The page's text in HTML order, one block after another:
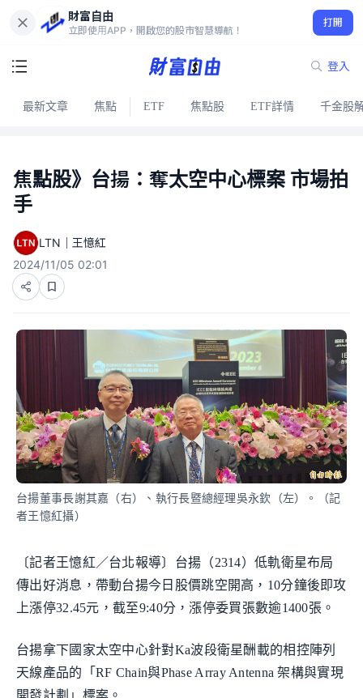
財富自由
立即使用APP，開啟您的股市智慧導航！
打開
登入
最新文章 焦點 ETF 焦點股 ETF詳情 千金股
焦點股》台揚：奪太空中心標案 市場拍
手
LTN｜王憶紅
2024/11/05 02:01
台揚董事長謝其嘉（右）、執行長暨總經理吳永欽（左）。（記
者王憶紅攝）
〔記者王憶紅／台北報導〕台揚（2314）低軌衛星布局
傳出好消息，帶動台揚今日股價跳空開高，10分鐘後即攻
上漲停32.45元，截至9:40分，漲停委買張數逾1400張。
台揚拿下國家太空中心針對Ka波段衛星酬載的相控陣列
天線產品的「RF Chain與Phase Array Antenna 架構與實現